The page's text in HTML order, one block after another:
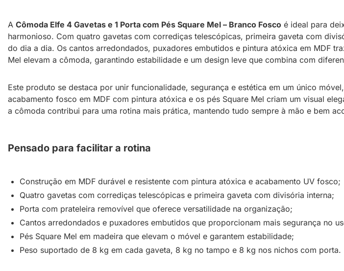
A Cômoda Elfe 4 Gavetas e 1 Porta com Pés Square Mel – Branco Fosco é ideal para
harmonioso. Com quatro gavetas com corrediças telescópicas, primeira gaveta com
do dia a dia. Os cantos arredondados, puxadores embutidos e pintura atóxica em MDF
Mel elevam a cômoda, garantindo estabilidade e um design leve que combina com
Este produto se destaca por unir funcionalidade, segurança e estética em um único
acabamento fosco em MDF com pintura atóxica e os pés Square Mel criam um visual
a cômoda contribui para uma rotina mais prática, mantendo tudo sempre à mão e bem
Pensado para facilitar a rotina
Construção em MDF durável e resistente com pintura atóxica e acabamento UV fosco;
Quatro gavetas com corrediças telescópicas e primeira gaveta com divisória interna;
Porta com prateleira removível que oferece versatilidade na organização;
Cantos arredondados e puxadores embutidos que proporcionam mais segurança no
Pés Square Mel em madeira que elevam o móvel e garantem estabilidade;
Peso suportado de 8 kg em cada gaveta, 8 kg no tampo e 8 kg nos nichos com porta.